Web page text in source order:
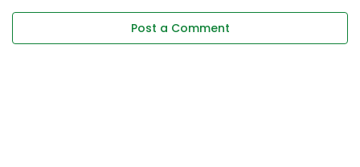
Post a Comment